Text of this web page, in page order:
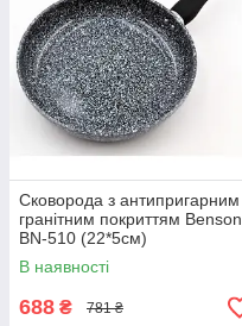
Сковорода з антипригарним
гранітним покриттям Benson
BN-510 (22*5см)
В наявності
688 ₴ 781 ₴